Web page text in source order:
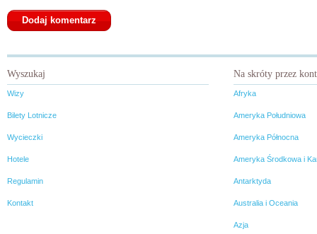
Wyszukaj
Wizy
Bilety Lotnicze
Wycieczki
Hotele
Regulamin
Kontakt
Na skróty przez
Afryka
Ameryka Południowa
Ameryka Północna
Ameryka Środkowa i
Antarktyda
Australia i Oceania
Azja